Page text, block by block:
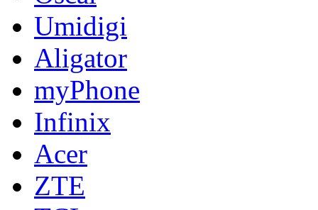
Umidigi
Aligator
myPhone
Infinix
Acer
ZTE